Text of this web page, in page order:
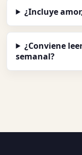
¿Incluye
¿Conviene
semanal?